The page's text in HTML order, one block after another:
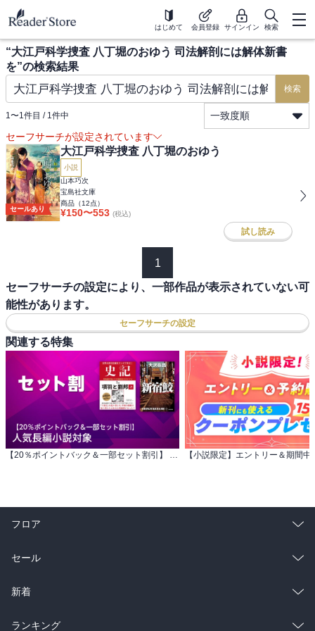
はじめて 会員登録 サインイン 検索
“大江戸科学捜査 八丁堀のおゆう 司法解剖には解体新書
を”の検索結果
検索
1〜1件目 / 1件中
一致度順
セーフサーチが設定されています
セールあり
大江戸科学捜査 八丁堀のおゆう
小説
山本巧次
宝島社文庫
商品（12点）
¥150〜553 (税込)
試し読み
1
セーフサーチの設定により、一部作品が表示されていない可
能性があります。
セーフサーチの設定
関連する特集
【20％ポイントバック＆一部セット割引】 人気長編小説対象
フロア
総合
ラノベ
雑誌・グラビア
セール
総合
ラノベ
新着
総合
ランキング